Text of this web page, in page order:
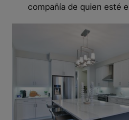
compañía de quien esté